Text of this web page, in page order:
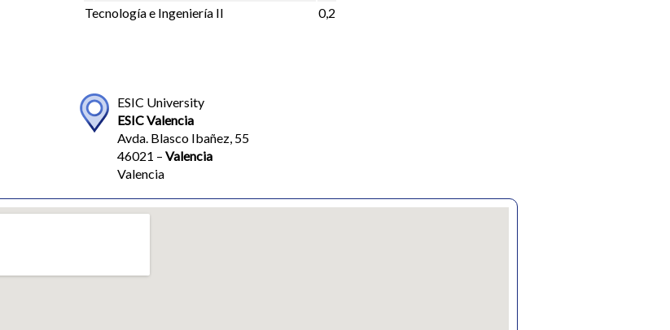
Tecnología e Ingeniería II
0,2
ESIC University
ESIC Valencia
Avda. Blasco Ibañez, 55
46021 – Valencia
Valencia